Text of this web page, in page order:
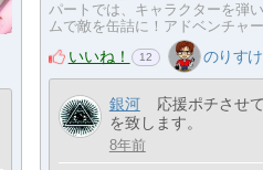
パートでは、キャラクターを弾
ムで敵を缶詰に！アドベンチャ
いいね！ 12 のりすけ
銀河
応援ポチさせ
を致します。
8年前